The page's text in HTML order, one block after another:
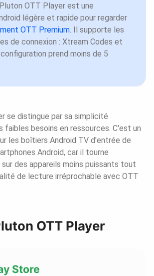
OTT Player est une
légère et rapide pour regarder
OTT Premium. Il supporte les
de connexion : Xtream Codes et
prend moins de 5
se distingue par sa simplicité
faibles besoins en ressources. C'est un
les boîtiers Android TV d'entrée de
Android, car il tourne
des appareils moins puissants tout
de lecture irréprochable avec OTT
OTT Player
Store